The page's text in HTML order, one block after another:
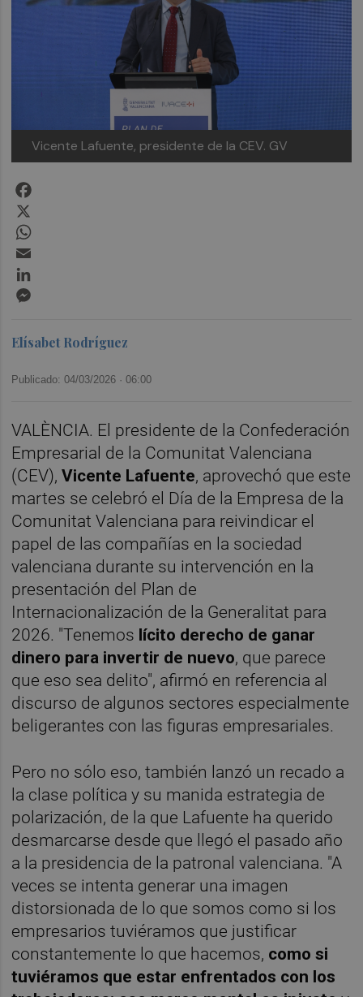
Vicente Lafuente, presidente de la CEV. GV
Elísabet Rodríguez
Publicado: 04/03/2026 ·06:00
VALÈNCIA. El presidente de la Confederación
Empresarial de la Comunitat Valenciana
(CEV),Vicente Lafuente, aprovechó que este
martes se celebró el Día de la Empresa de la
Comunitat Valenciana para reivindicar el
papel de las compañías en la sociedad
valenciana durante su intervención en la
presentación del Plan de
Internacionalización de la Generalitat para
2026. "Tenemos lícito derecho de ganar
dinero para invertir de nuevo, que parece
que eso sea delito", afirmó en referencia al
discurso de algunos sectores especialmente
beligerantes con las figuras empresariales.
Pero no sólo eso, también lanzó un recado a
la clase política y su manida estrategia de
polarización, de la que Lafuente ha querido
desmarcarse desde que llegó el pasado año
a la presidencia de la patronal valenciana. "A
veces se intenta generar una imagen
distorsionada de lo que somos como si los
empresarios tuviéramos que justificar
constantemente lo que hacemos, como si
tuviéramos que estar enfrentados con los